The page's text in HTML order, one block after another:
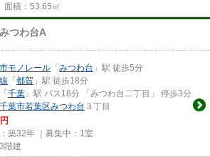
面積：53.65㎡
つわ台A
モノレール 「 みつわ台 」駅 徒歩5分
「 都賀 」駅 徒歩18分
「 千葉 」駅 バス18分 「みつわ台二丁目」 停歩3分
千葉市若葉区みつわ台 ３丁目
築32年 ｜募集中： 1室
階建